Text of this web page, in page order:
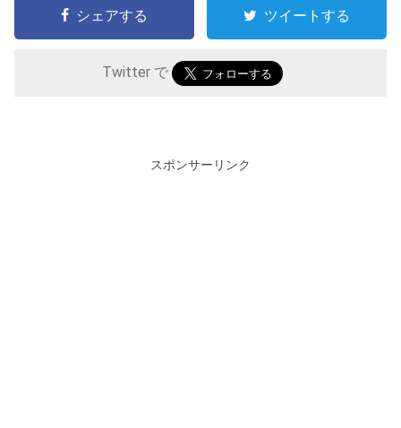
シェアする ツイートする
Twitter で
スポンサーリンク